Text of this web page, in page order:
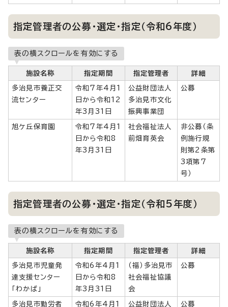
指定管理者の公募・選定・指定（令和6年度）
表の横スクロールを有効にする
施設名称 指定期間 指定管理者 詳細
多治見市養正交
流センター
令和7年4月1
日から令和12
年3月31日
公益財団法人
多治見市文化
振興事業団
公募
旭ケ丘保育園
令和7年4月1
日から令和8
年3月31日
社会福祉法人
前畑育英会
非公募（条
例施行規
則第2条第
3項第7
号）
指定管理者の公募・選定・指定（令和5年度）
表の横スクロールを有効にする
施設名称 指定期間 指定管理者 詳細
多治見市児童発
達支援センター
「わかば」
令和6年4月1
日から令和8
年3月31日
（福）多治見市
社会福祉協議
会
公募
多治見市勤労者 令和6年4月1 公益財団法人 公募